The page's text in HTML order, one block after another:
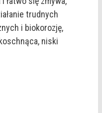
trudnych
i biokorozję,
niski